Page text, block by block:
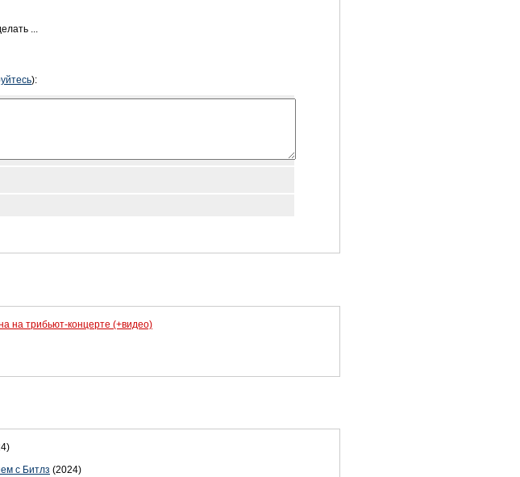
...
):
на трибьют-концерте (+видео)
с Битлз (2024)